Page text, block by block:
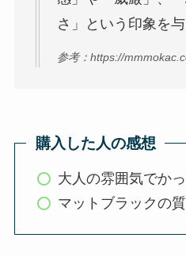
さ」という印象を与
参考：https://
購入した人の感想
大人の雰囲気でか
マットブラックの